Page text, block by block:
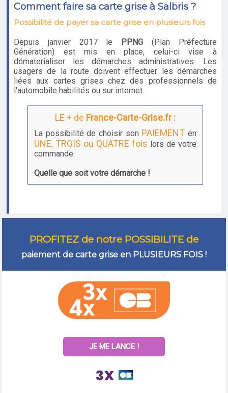
Comment faire sa carte grise à Salbris ?
Possibilité de payer sa carte grise en plusieurs fois
Depuis janvier 2017 le PPNG (Plan Préfecture
Génération) est mis en place, celui-ci vise à
dématerialiser les démarches administratives. Les
usagers de la route doivent effectuer les démarches
liées aux cartes grises chez des professionnels de
l'automobile habilités ou sur internet.
LE + de France-Carte-Grise.fr :
La possibilité de choisir son PAIEMENT en
UNE, TROIS ou QUATRE fois lors de votre
commande.
Quelle que soit votre démarche !
PROFITEZ de notre POSSIBILITE de
paiement de carte grise en PLUSIEURS FOIS !
JE ME LANCE !